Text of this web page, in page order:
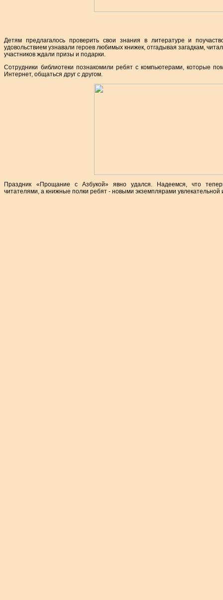
Детям предлагалось проверить свои знания в литературе и
удовольствием узнавали героев любимых книжек, отгадывая загадкам,
участников ждали призы и подарки.
Сотрудники библиотеки познакомили ребят с компьютерами, которые
Интернет, общаться друг с другом.
Праздник «Прощание с Азбукой» явно удался. Надеемся, что
читателями, а книжные полки ребят - новыми экземплярами